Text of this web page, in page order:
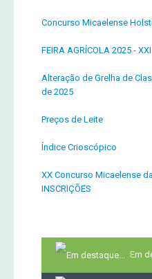
Concurso Micaelense
FEIRA AGRÍCOLA 2025 -
Alteração de Grelha de
de 2025
Preços de Leite
Índice Crioscópico
XX Concurso Micaelense
INSCRIÇÕES
Em